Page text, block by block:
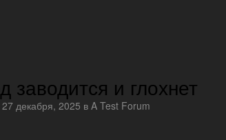
заводится и глохнет
27 декабря, 2025 в A Test Forum